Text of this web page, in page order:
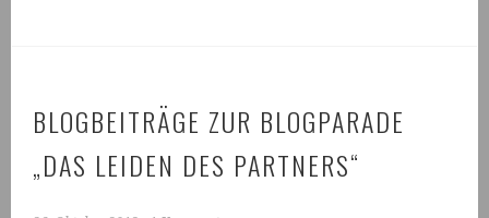
BLOGBEITRÄGE ZUR BLOGPARADE
„DAS LEIDEN DES PARTNERS“